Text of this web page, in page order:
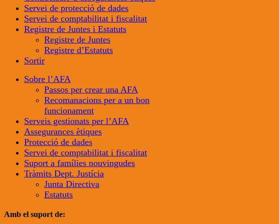
Servei de protecció de dades
Servei de comptabilitat i fiscalitat
Registre de Juntes i Estatuts
Registre de Juntes
Registre d’Estatuts
Sortir
Sobre l’AFA
Passos per crear una AFA
Recomanacions per a un bon
funcionament
Serveis gestionats per l’AFA
Assegurances ètiques
Protecció de dades
Servei de comptabilitat i fiscalitat
Suport a famílies nouvingudes
Tràmits Dept. Justícia
Junta Directiva
Estatuts
Amb el suport de: